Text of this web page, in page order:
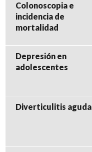
Colonoscopia e
incidencia de
mortalidad
Depresión en
adolescentes
Diverticulitis aguda